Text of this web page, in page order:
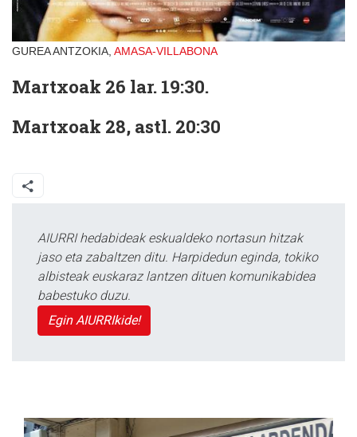
GUREA ANTZOKIA, AMASA-VILLABONA
Martxoak 26 lar. 19:30.
Martxoak 28, astl. 20:30
AIURRI hedabideak eskualdeko nortasun hitzak
jaso eta zabaltzen ditu. Harpidedun eginda, tokiko
albisteak euskaraz lantzen dituen komunikabidea
babestuko duzu.
Egin AIURRIkide!